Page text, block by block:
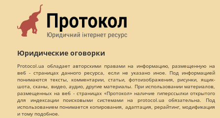
Юридические оговорки
Protocol.ua обладает авторскими правами на информацию, размещенную на
веб - страницах данного ресурса, если не указано иное. Под информацией
понимаются тексты, комментарии, статьи, фотоизображения, рисунки, ящик-
шота, сканы, видео, аудио, другие материалы. При использовании материалов,
размещенных на веб - страницах «Протокол» наличие гиперссылки открытого
для индексации поисковыми системами на protocol.ua обязательна. Под
использованием понимается копирования, адаптация, рерайтинг, модификация
и тому подобное.